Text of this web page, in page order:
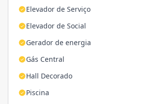
Elevador de Serviço
Elevador de Social
Gerador de energia
Gás Central
Hall Decorado
Piscina